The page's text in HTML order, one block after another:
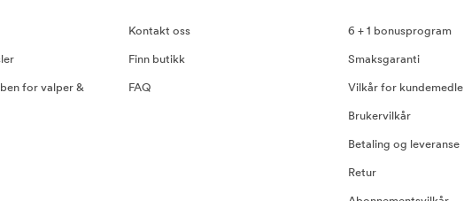
for valper &
Kontakt oss
Finn butikk
FAQ
6 + 1 bonusprogram
Smaksgaranti
Vilkår for
Brukervilkår
Betaling og leveranse
Retur